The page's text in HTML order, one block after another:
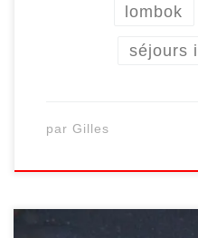
lombok
séjours
par Gilles